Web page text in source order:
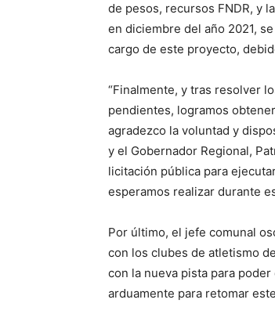
de pesos, recursos FNDR, y
en diciembre del año 2021,
cargo de este proyecto,
“Finalmente, y tras resolver
pendientes, logramos
agradezco la voluntad y
y el Gobernador Regional,
licitación pública para
esperamos realizar durante
Por último, el jefe comunal
con los clubes de atletismo
con la nueva pista para
arduamente para retomar